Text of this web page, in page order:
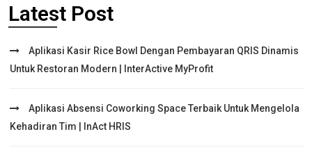
Latest Post
Aplikasi Kasir Rice Bowl Dengan Pembayaran QRIS Dinamis
Untuk Restoran Modern | InterActive MyProfit
Aplikasi Absensi Coworking Space Terbaik Untuk Mengelola
Kehadiran Tim | InAct HRIS